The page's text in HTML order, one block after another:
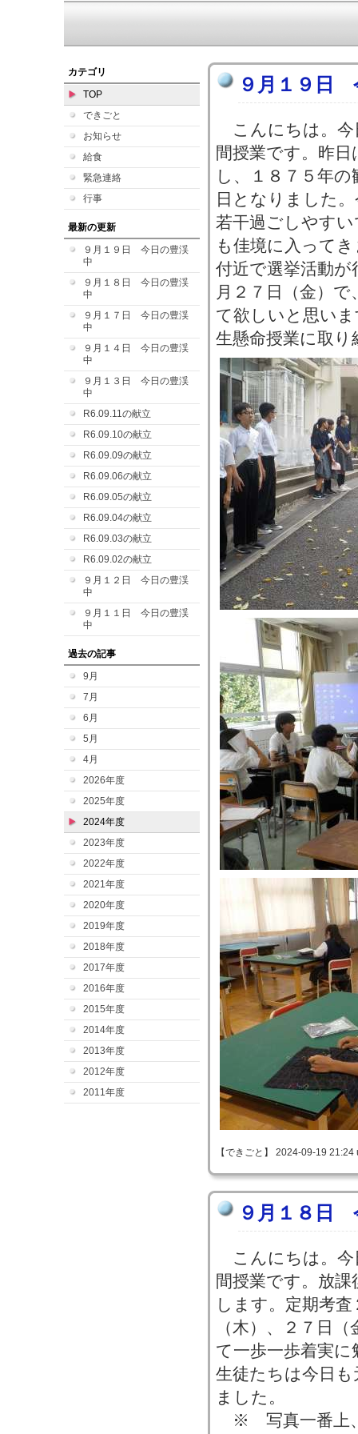
カテゴリ
TOP
できごと
お知らせ
給食
緊急連絡
行事
最新の更新
９月１９日 今日の豊渓
中
９月１８日 今日の豊渓
中
９月１７日 今日の豊渓
中
９月１４日 今日の豊渓
中
９月１３日 今日の豊渓
中
R6.09.11の献立
R6.09.10の献立
R6.09.09の献立
R6.09.06の献立
R6.09.05の献立
R6.09.04の献立
R6.09.03の献立
R6.09.02の献立
９月１２日 今日の豊渓
中
９月１１日 今日の豊渓
中
過去の記事
9月
7月
6月
5月
4月
2026年度
2025年度
2024年度
2023年度
2022年度
2021年度
2020年度
2019年度
2018年度
2017年度
2016年度
2015年度
2014年度
2013年度
2012年度
2011年度
９月１９日
こんにちは。今
間授業です。昨
し、１８７５年
日となりました
若干過ごしやす
も佳境に入って
付近で選挙活動
月２７日（金）
て欲しいと思い
生懸命授業に取
【できごと】 2024-09-19
９月１８日
こんにちは。今
間授業です。放
します。定期考
（木）、２７日
て一歩一歩着実
生徒たちは今日
ました。
※ 写真一番上、